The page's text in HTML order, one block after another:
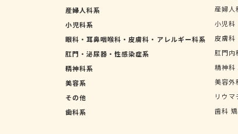
産婦人科系
産婦人
小児科系
小児科
眼科・耳鼻咽喉科・皮膚科・アレルギー科系
皮膚科
肛門・泌尿器・性感染症系
肛門内
精神科系
精神科
美容系
美容外
その他
リウマ
歯科系
歯科